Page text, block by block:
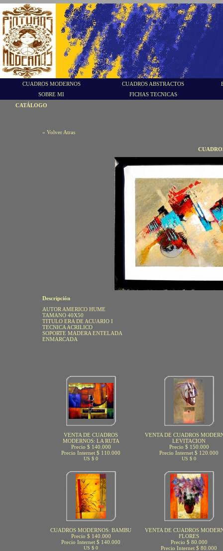
CUADROS MODERNOS CUADROS ABSTRACTOS
SOBRE MI
FICHAS TECNICAS
CATÁLOGO
« Volver Atras
Descripción
AUTOR AMERICO HUME
TAMANO 40X50
TITULO ERA DE ACUARIO I
TECNICA ACRILICO
SOPORTE MADERA ENTELADA
ENMARCADA
VENTA DE CUADROS
MODERNOS: LA RUTA
Precio $ 140.000
Precio Internet $ 110.000
US $ 0
VENTA DE CUADROS
LEVITACION
Precio $ 150.000
Precio Internet $ 120.000
US $ 0
CUADROS MODERNOS: BAMBU
Precio $ 140.000
Precio Internet $ 140.000
US $ 0
VENTA DE CUADROS
FLORES
Precio $ 80.000
Precio Internet $ 80.000